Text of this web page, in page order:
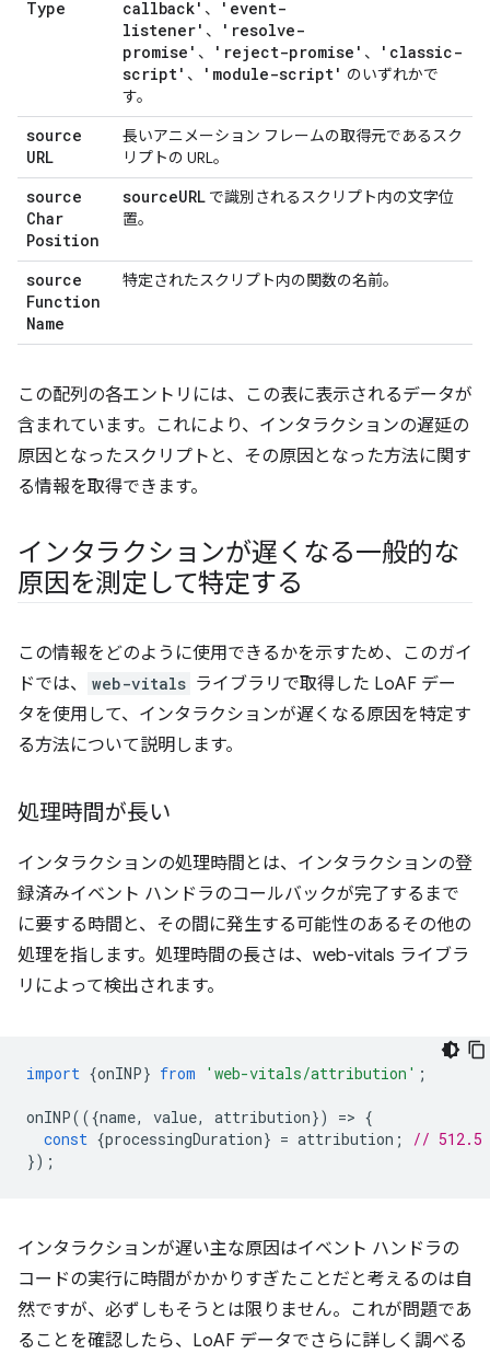
Type
callback' 、
'event-
listener' 、
'resolve-
promise' 、 'reject-promise' 、
'classic-
script' 、 'module-script' のいずれかで
す。
source
URL
長いアニメーション フレームの取得元であるスク
リプトの URL。
source
Char
Position
sourceURL で識別されるスクリプト内の文字位
置。
source
Function
Name
特定されたスクリプト内の関数の名前。
この配列の各エントリには、この表に表示されるデータが
含まれています。これにより、インタラクションの遅延の
原因となったスクリプトと、その原因となった方法に関す
る情報を取得できます。
インタラクションが遅くなる一般的な
原因を測定して特定する
この情報をどのように使用できるかを示すため、このガイ
ドでは、
web-vitals ライブラリで取得した LoAF デー
タを使用して、インタラクションが遅くなる原因を特定す
る方法について説明します。
処理時間が長い
インタラクションの処理時間とは、インタラクションの登
録済みイベント ハンドラのコールバックが完了するまで
に要する時間と、その間に発生する可能性のあるその他の
処理を指します。処理時間の長さは、web-vitals ライブラ
リによって検出されます。
import {onINP} from 'web-vitals/attribution' ;
onINP(({name, value, attribution}) => {
const {processingDuration} = attribution ;
// 512.5
});
インタラクションが遅い主な原因はイベント ハンドラの
コードの実行に時間がかかりすぎたことだと考えるのは自
然ですが、必ずしもそうとは限りません。これが問題であ
ることを確認したら、LoAF データでさらに詳しく調べる